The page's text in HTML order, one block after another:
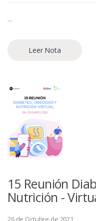
...
Leer Nota
15 Reunión
Nutrición -
26 de Octubre de 2021